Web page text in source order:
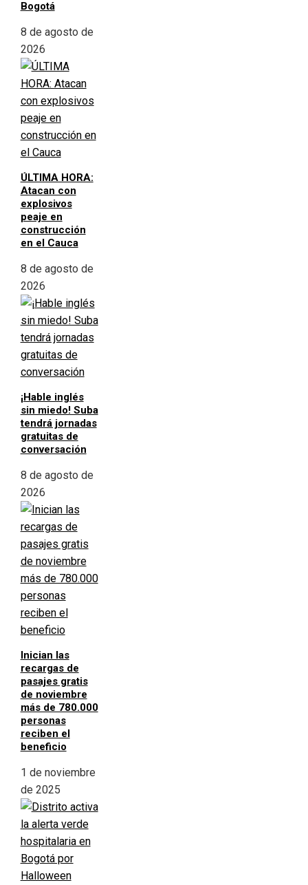
Bogotá
8 de agosto de
2026
ÚLTIMA HORA:
Atacan con
explosivos
peaje en
construcción
en el Cauca
8 de agosto de
2026
¡Hable inglés
sin miedo! Suba
tendrá jornadas
gratuitas de
conversación
8 de agosto de
2026
Inician las
recargas de
pasajes gratis
de noviembre
más de 780.000
personas
reciben el
beneficio
1 de noviembre
de 2025